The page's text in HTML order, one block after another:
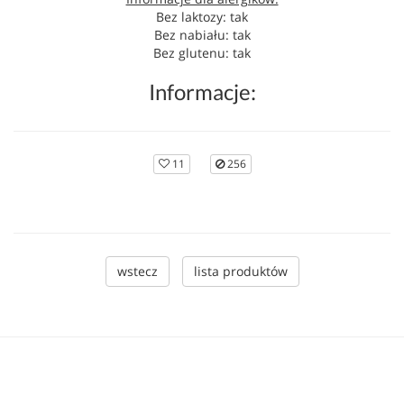
Bez laktozy: tak
Bez nabiału: tak
Bez glutenu: tak
Informacje:
11 256
wstecz lista produktów